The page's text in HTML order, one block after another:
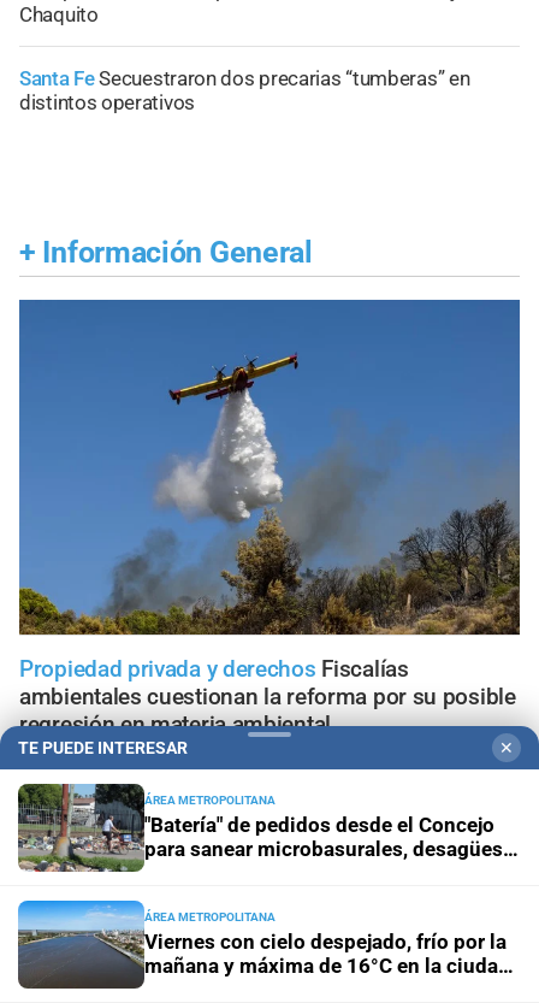
Chaquito
Santa FeSecuestraron dos precarias “tumberas” en
distintos operativos
+ Información General
Propiedad privada y derechos Fiscalías
ambientales cuestionan la reforma por su posible
regresión en materia ambiental
El diario cumple 108 años
historia de Santa Fe, vistos desde la óptica de El Litoral
Trabajo, fe y esperanza
La celebración del 7 de agosto que vuelve a reunir a miles
de fieles
Panorama astrológico
TE PUEDE INTERESAR ✕
ÁREA METROPOLITANA
"Batería" de pedidos desde el Concejo
para sanear microbasurales, desagües y
ÁREA METROPOLITANA
Viernes con cielo despejado, frío por la
mañana y máxima de 16°C en la ciudad